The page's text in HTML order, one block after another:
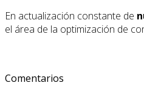
En actualización constante de
el área de la optimización de
Comentarios